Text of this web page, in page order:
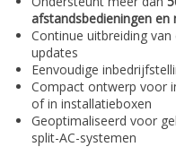
afstandsbedieningen en
Continue uitbreiding
updates
Eenvoudige
Compact ontwerp voor
of in installatieboxen
Geoptimaliseerd voor
split-AC-systemen